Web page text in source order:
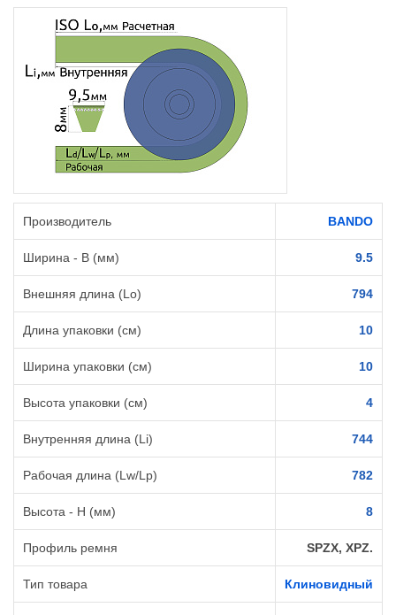
Производитель BANDO
Ширина - B (мм) 9.5
Внешняя длина (Lo) 794
Длина упаковки (см) 10
Ширина упаковки (см) 10
Высота упаковки (см) 4
Внутренняя длина (Li) 744
Рабочая длина (Lw/Lp) 782
Высота - H (мм) 8
Профиль ремня SPZX, XPZ.
Тип товара Клиновидный